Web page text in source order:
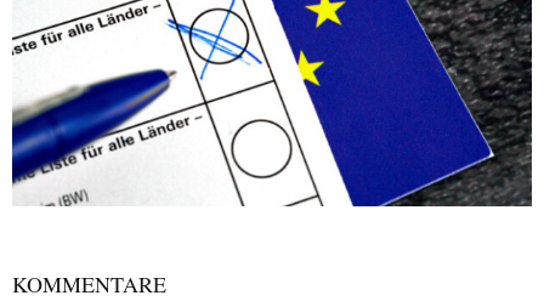
KOMMENTARE